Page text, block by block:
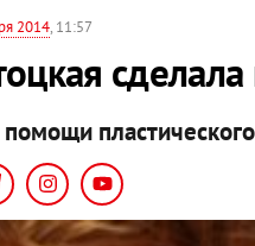
2014, 11:57